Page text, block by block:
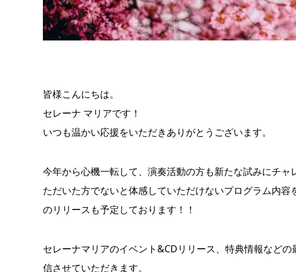
皆様こんにちは。
セレーナ マリアです！
いつも温かい応援をいただきありがとうございます。
今年から心機一転して、演奏活動の方も新たな試みにチ
ただいた方でないと体感していただけないプログラム内
のリリースも予定しております！！
セレーナマリアのイベント&CDリリース、特典情報など
信させていただきます。